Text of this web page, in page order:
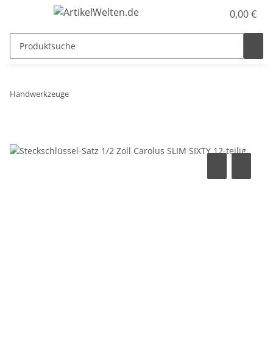
0,00 €
Handwerkzeuge